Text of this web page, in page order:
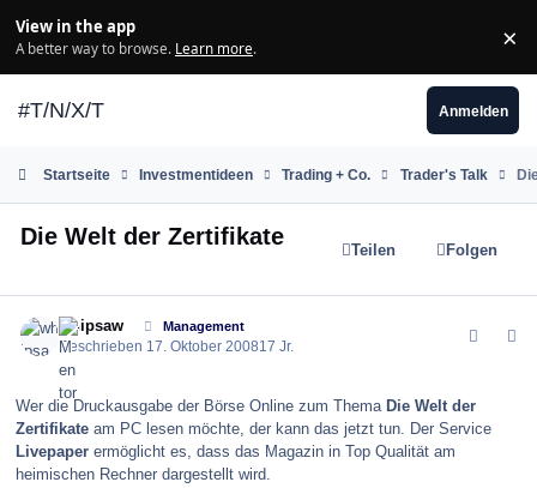
View in the app
A better way to browse. Learn more. ×
#T/N/X/T Anmelden
Startseite Investmentideen Trading + Co. Trader's Talk
Die Welt der Zertifikate Teilen Folgen
whipsaw Management
Geschrieben 17. Oktober 200817 Jr.
Wer die Druckausgabe der Börse Online zum Thema Die Welt der
Zertifikate am PC lesen möchte, der kann das jetzt tun. Der Service
Livepaper ermöglicht es, dass das Magazin in Top Qualität am
heimischen Rechner dargestellt wird.